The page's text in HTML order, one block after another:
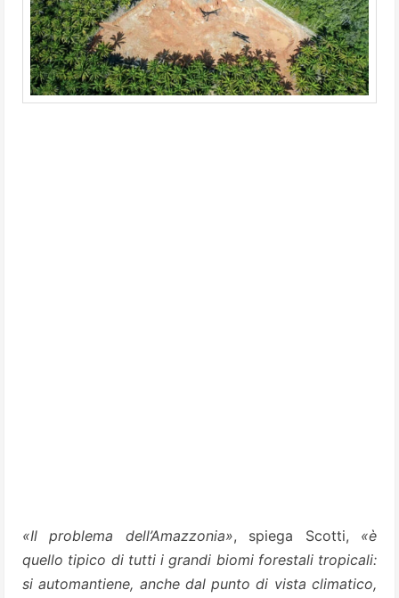
«Il problema dell’Amazzonia», spiega Scotti, «è
quello tipico di tutti i grandi biomi forestali tropicali:
si automantiene, anche dal punto di vista climatico,